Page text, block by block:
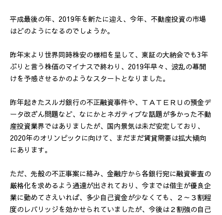
平成最後の年、2019年を新たに迎え、今年、不動産投資の市場
はどのようになるのでしょうか。
昨年末より世界同時株安の様相を呈して、東証の大納会でも3年
ぶりと言う株価のマイナスで終わり、2019年早々、波乱の幕開
けを予感させるかのようなスタートとなりました。
昨年起きたスルガ銀行の不正融資事件や、ＴＡＴＥＲＵの預金デ
ータ改ざん問題など、なにかとネガティブな話題が多かった不動
産投資業界ではありましたが、国内景気は未だ安定しており、
2020年のオリンピックに向けて、まだまだ賃貸需要は拡大傾向
にあります。
ただ、先般の不正事案に絡み、金融庁から各銀行宛に融資審査の
厳格化を求めるよう通達が出されており、今までは借主が優良企
業に勤めてさえいれば、多少自己資金が少なくても、２～３割程
度のレバリッジを効かせられていましたが、今後は２割強の自己